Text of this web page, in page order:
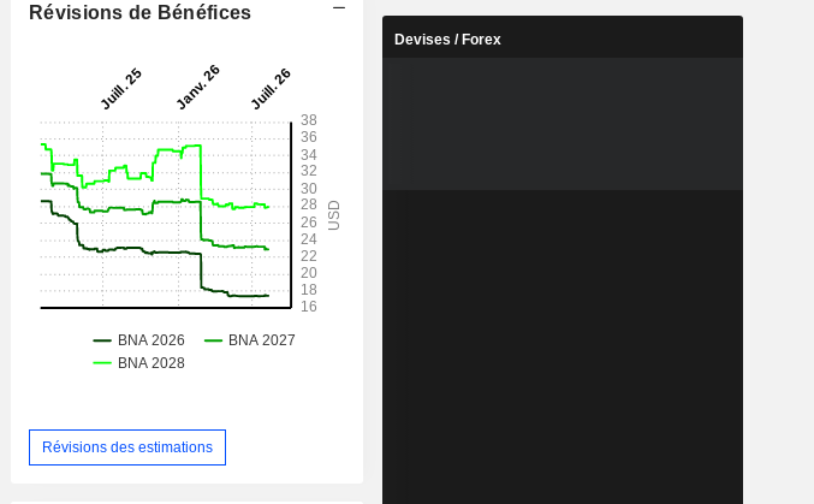
Révisions de Bénéfices
Révisions des estimations
Devises / Forex